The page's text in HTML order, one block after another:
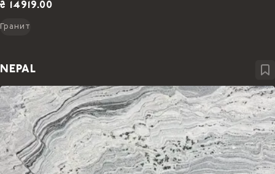
₴ 14919.00
Гранит
NEPAL